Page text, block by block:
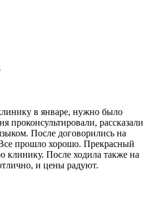
в январе, нужно было
проконсультировали, рассказали
После договорились на
прошло хорошо. Прекрасный
клинику. После ходила также на
и цены радуют.